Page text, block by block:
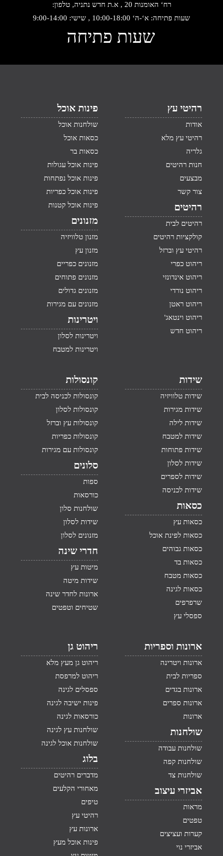
רח‘ האומנות 20 , א.ת חדש נתניה, טלפון:
שעות פתיחה: א‘-ה‘ 10:00-18:00 , שישי: 9:00-14:00
שעות פתיחה
רהיטי עץ
אודות
רהיטי עץ מלא
גלריה
חנות רהיטים
מבצעים
צור קשר
רהיטים
רהיטים לבית
קולקציות רהיטים
רהיטי עץ וברזל
ריהוט כפרי
ריהוט אינדונזי
ריהוט נורדי
ריהוט ראטן
ריהוט וינטאג'
ריהוט חדש
פינות אוכל
שולחנות אוכל
כסאות אוכל
כסאות בר
פינות אוכל עגולות
פינות אוכל נפתחות
פינות אוכל כפריות
פינות אוכל קטנות
מזנונים
מזנון טלוויזיה
מזנון עץ
מזנונים כפריים
מזנונים פתוחים
מזנונים גדולים
מזנונים עם מגירות
ויטרינות
ויטרינות לסלון
ויטרינות למטבח
שידות
שידות טלוויזיה
שידות מגירות
שידות לילה
שידות למטבח
שידות פתוחות
שידות לסלון
שידות לספרים
שידות לכניסה
כסאות
כסאות עץ
כסאות לפינת אוכל
כסאות גבוהים
כסאות בד
כסאות מטבח
כסאות לגינה
שרפרפים
ספסלי עץ
קונסולות
קונסולות לכניסה לבית
קונסולות לסלון
קונסולות עץ וברזל
קונסולות כפריות
קונסולות עם מגירות
סלונים
ספות
כורסאות
שולחנות סלון
שידות לסלון
מזנונים לסלון
חדרי שינה
מיטות עץ
שידות מיטה
ארונות לחדר שינה
שטיחים וטפטים
ארונות וספריות
ארונות ויטרינה
ספריות לבית
ארונות בגדים
ארונות ספרים
ארונות
שולחנות
שולחנות עבודה
שולחנות קפה
שולחנות צד
אביזרי עיצוב
מראות
טפטים
קערות ועציצים
אביזרי נוי
ריהוט גן
ריהוט גן מעץ מלא
ריהוט למרפסת
ספסלים לגינה
פינות ישיבה לגינה
כורסאות לגינה
שולחנות עץ לגינה
שולחנות אוכל לגינה
בלוג
מדברים רהיטים
מאחורי הקלעים
טיפים
רהיטי עץ
ארונות עץ
פינות אוכל מעץ